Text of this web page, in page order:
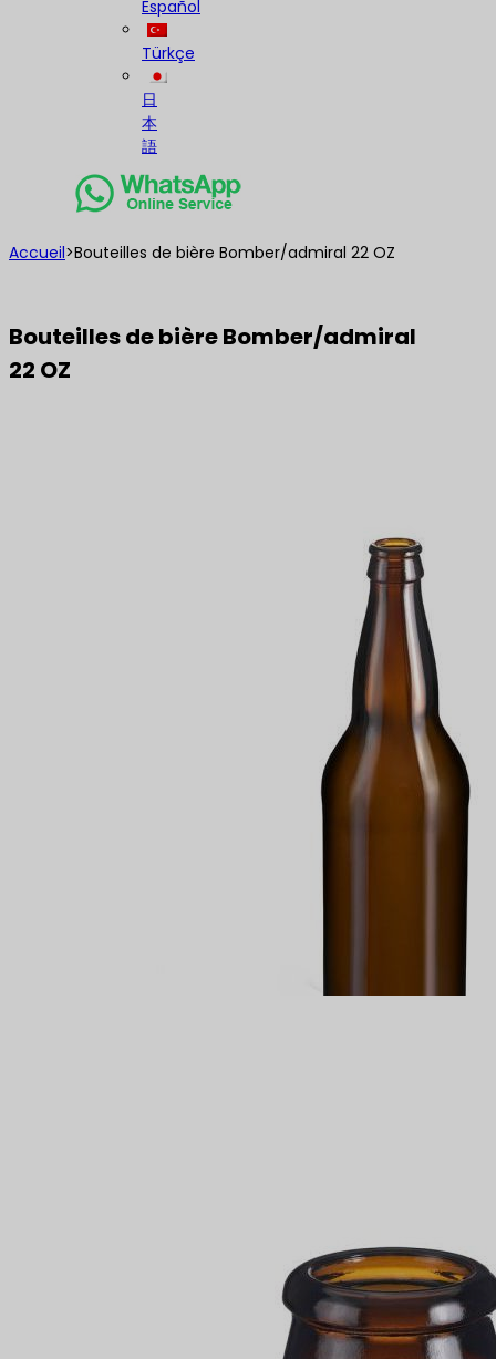
Español
Türkçe
日
本
語
Accueil>Bouteilles de bière Bomber/admiral 22 OZ
Bouteilles de bière Bomber/admiral
22 OZ